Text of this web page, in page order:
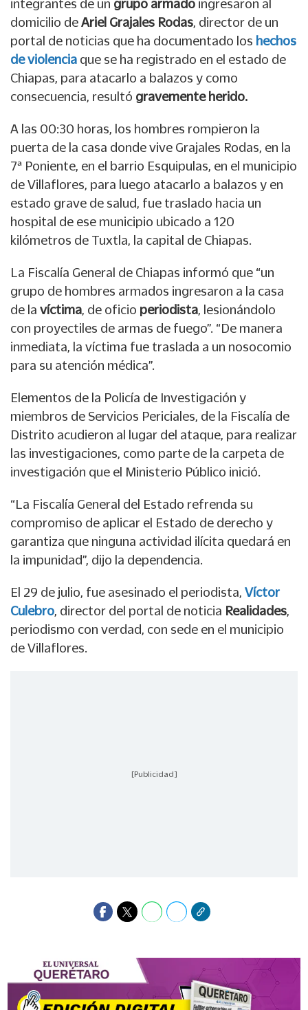
integrantes de un grupo armado ingresaron al
domicilio de Ariel Grajales Rodas, director de un
portal de noticias que ha documentado los hechos
de violencia que se ha registrado en el estado de
Chiapas, para atacarlo a balazos y como
consecuencia, resultó gravemente herido.
A las 00:30 horas, los hombres rompieron la
puerta de la casa donde vive Grajales Rodas, en la
7ª Poniente, en el barrio Esquipulas, en el municipio
de Villaflores, para luego atacarlo a balazos y en
estado grave de salud, fue traslado hacia un
hospital de ese municipio ubicado a 120
kilómetros de Tuxtla, la capital de Chiapas.
La Fiscalía General de Chiapas informó que “un
grupo de hombres armados ingresaron a la casa
de la víctima, de oficio periodista, lesionándolo
con proyectiles de armas de fuego”. “De manera
inmediata, la víctima fue traslada a un nosocomio
para su atención médica”.
Elementos de la Policía de Investigación y
miembros de Servicios Periciales, de la Fiscalía de
Distrito acudieron al lugar del ataque, para realizar
las investigaciones, como parte de la carpeta de
investigación que el Ministerio Público inició.
“La Fiscalía General del Estado refrenda su
compromiso de aplicar el Estado de derecho y
garantiza que ninguna actividad ilícita quedará en
la impunidad”, dijo la dependencia.
El 29 de julio, fue asesinado el periodista, Víctor
Culebro, director del portal de noticia Realidades,
periodismo con verdad, con sede en el municipio
de Villaflores.
[Publicidad]